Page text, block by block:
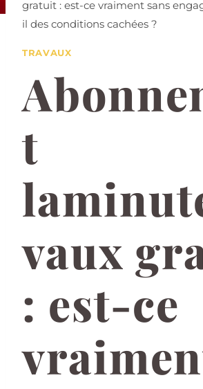
gratuit : est-ce vraiment sans
il des conditions cachées ?
TRAVAUX
t
vaux
: est-ce